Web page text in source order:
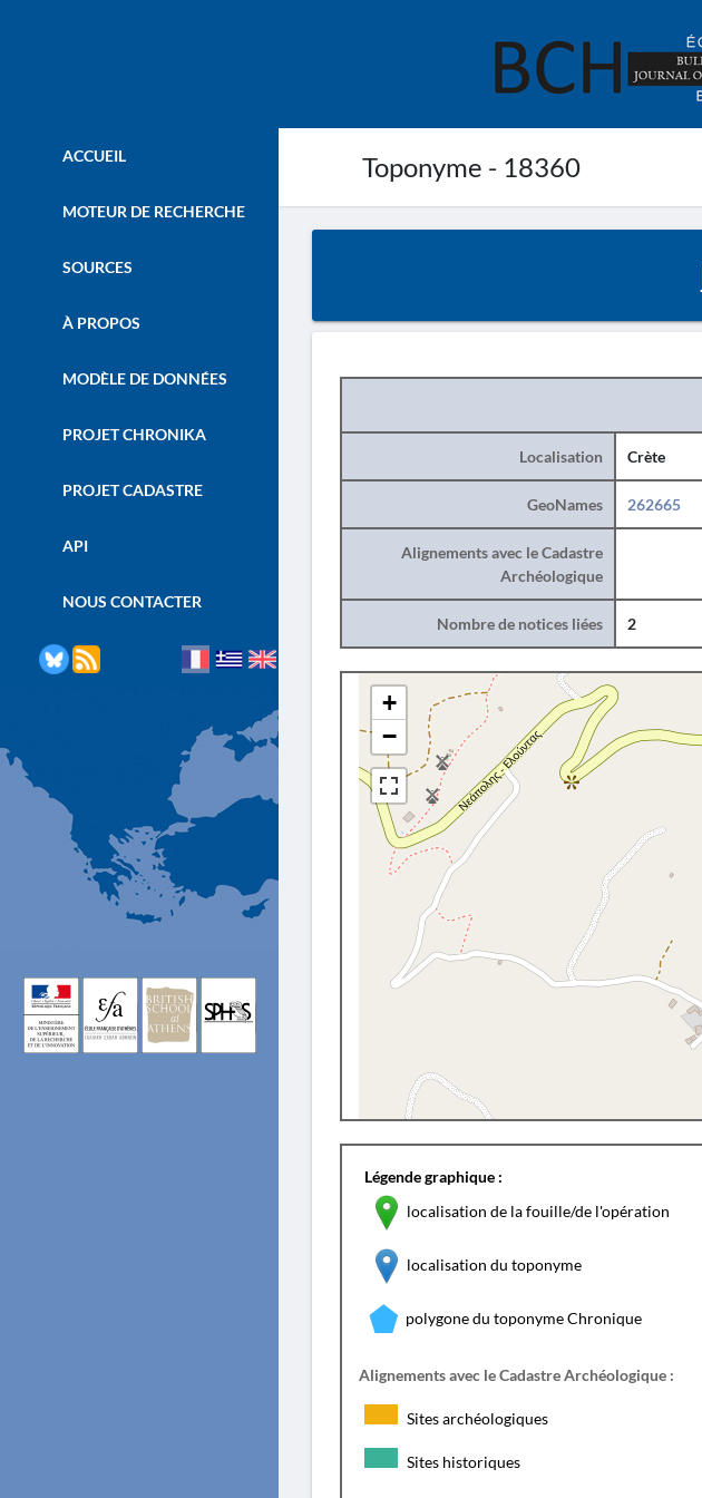
Toponyme - 18360
ACCUEIL
MOTEUR DE RECHERCHE
SOURCES
À PROPOS
MODÈLE DE DONNÉES
PROJET CHRONIKA
PROJET CADASTRE
API
NOUS CONTACTER
Localisation Crète
GeoNames 262665
Alignements avec le Cadastre
Archéologique
Nombre de notices liées 2
+
−
Légende graphique :
localisation de la fouille/de l'opération
localisation du toponyme
polygone du toponyme Chronique
Alignements avec le Cadastre Archéologique :
Sites archéologiques
Sites historiques